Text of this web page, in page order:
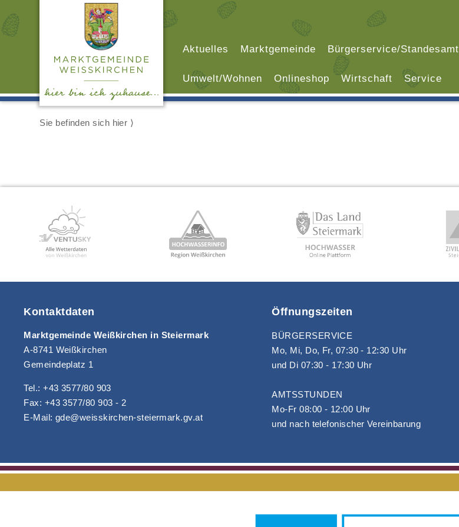
Aktuelles Marktgemeinde Bürgerservice/Standesamt
Umwelt/Wohnen Onlineshop Wirtschaft Service
Sie befinden sich hier ⟩
Kontaktdaten
Marktgemeinde Weißkirchen in Steiermark
A-8741 Weißkirchen
Gemeindeplatz 1
Tel.: +43 3577/80 903
Fax: +43 3577/80 903 - 2
E-Mail: gde@weisskirchen-steiermark.gv.at
Öffnungszeiten
BÜRGERSERVICE
Mo, Mi, Do, Fr, 07:30 - 12:30 Uhr
und Di 07:30 - 17:30 Uhr
AMTSSTUNDEN
Mo-Fr 08:00 - 12:00 Uhr
und nach telefonischer Vereinbarung